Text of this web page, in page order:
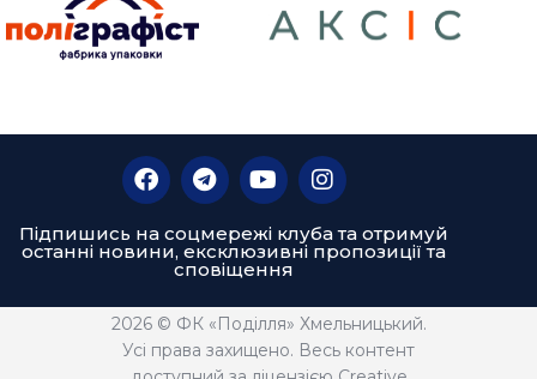
Підпишись на соцмережі клуба та отримуй
останні новини, ексклюзивні пропозиції та
сповіщення
2026 © ФК «Поділля» Хмельницький.
Усі права захищено. Весь контент